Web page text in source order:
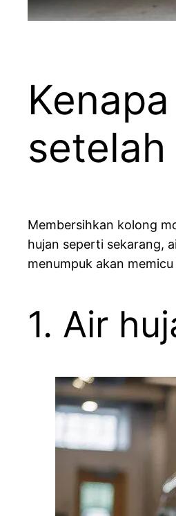
setelah
Membersihkan kolong
hujan seperti sekarang,
menumpuk akan
1. Air